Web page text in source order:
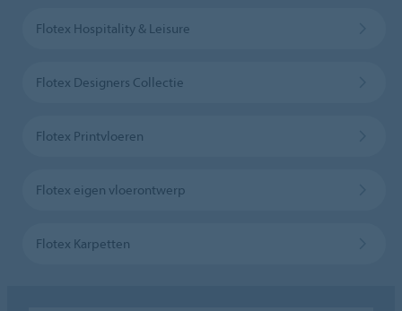
Flotex Hospitality & Leisure
Flotex Designers Collectie
Flotex Printvloeren
Flotex eigen vloerontwerp
Flotex Karpetten